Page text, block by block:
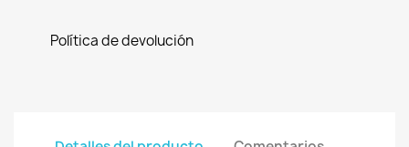
Política de devolución